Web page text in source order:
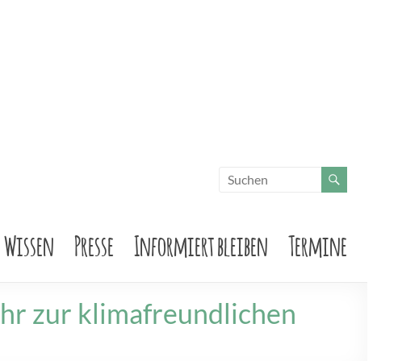
Wissen Presse Informiert bleiben Termine
zur klimafreundlichen